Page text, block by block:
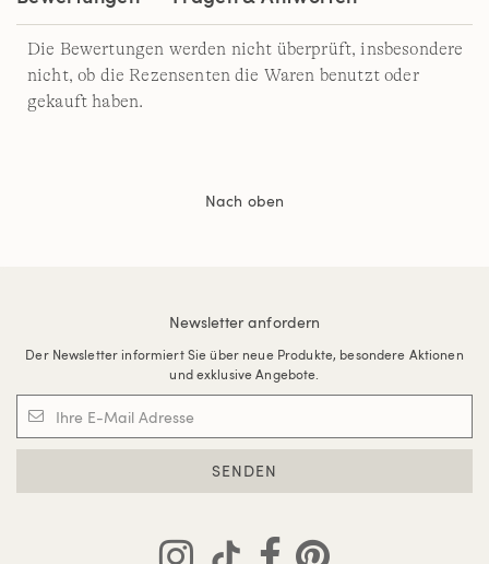
Die Bewertungen werden nicht überprüft, insbesondere
nicht, ob die Rezensenten die Waren benutzt oder
gekauft haben.
Nach oben
Newsletter anfordern
Der Newsletter informiert Sie über neue Produkte, besondere Aktionen
und exklusive Angebote.
SENDEN